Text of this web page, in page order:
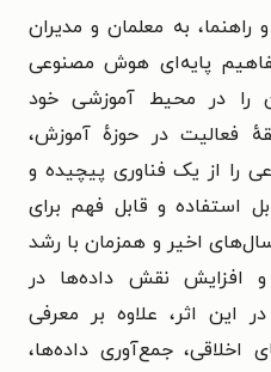
به معلمان و مدیران
پایه‌ای هوش مصنوعی
را در محیط آموزشی خود
فعالیت در حوزهٔ آموزش،
را از یک فناوری پیچیده و
استفاده و قابل فهم برای
اخیر و همزمان با رشد
و افزایش نقش داده‌ها در
اثر، علاوه بر معرفی
اخلاقی، جمع‌آوری داده‌ها،